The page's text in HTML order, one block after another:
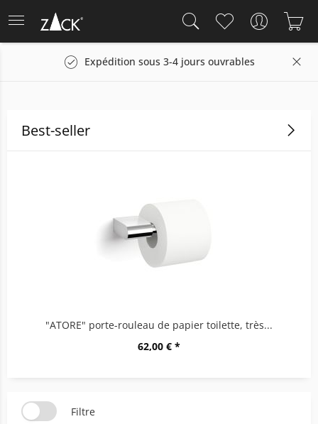
Droit de retour sous 14 jours
Best-seller
"ATORE" porte-rouleau de papier toilette, très...
62,00 € *
Filtre